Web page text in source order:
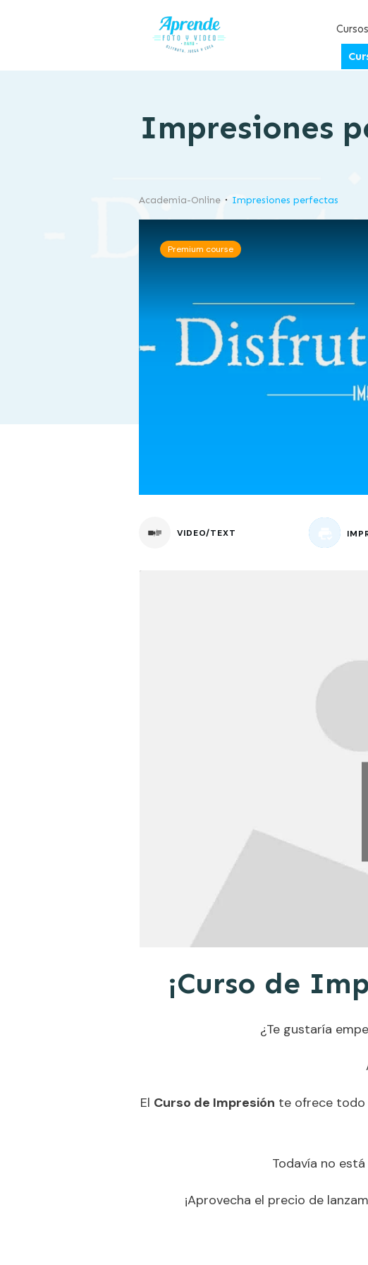
Cursos
Impresiones
Academia-Online Impresiones perfectas
Premium course
VIDEO/TEXT
¡Curso de
¿Te gustaría
El Curso de Impresión te ofrece todo
Todavía no
¡Aprovecha el precio de